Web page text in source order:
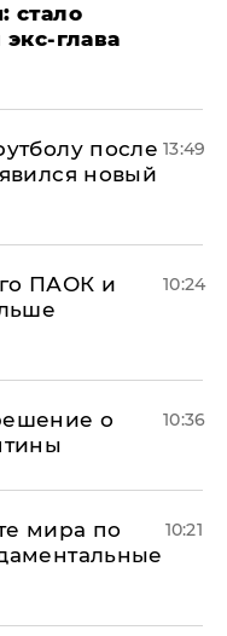
стало
глава
после
новый
13:49
ПАОК и
10:24
о
10:36
мира по
10:21